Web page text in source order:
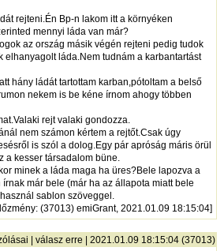
rejteni.Én Bp-n lakom itt a környéken
mennyi láda van már?
az ország másik végén rejteni pedig tudok
elhanyagolt láda.Nem tudnám a karbantartást
hány ládát tartottam karban,pótoltam a belső
nekem is be kéne írnom ahogy többen
rejt valaki gondozza.
nem számon kértem a rejtőt.Csak úgy
is szól a dolog.Egy pár apróság máris örül
a kesser társadalom büne.
minek a láda maga ha üres?Bele lapozva a
már bele (már ha az állapota miatt bele
sablon szöveggel.
: (37013) emiGrant, 2021.01.09 18:15:04]
válasz erre | 2021.01.09 18:15:04 (37013)